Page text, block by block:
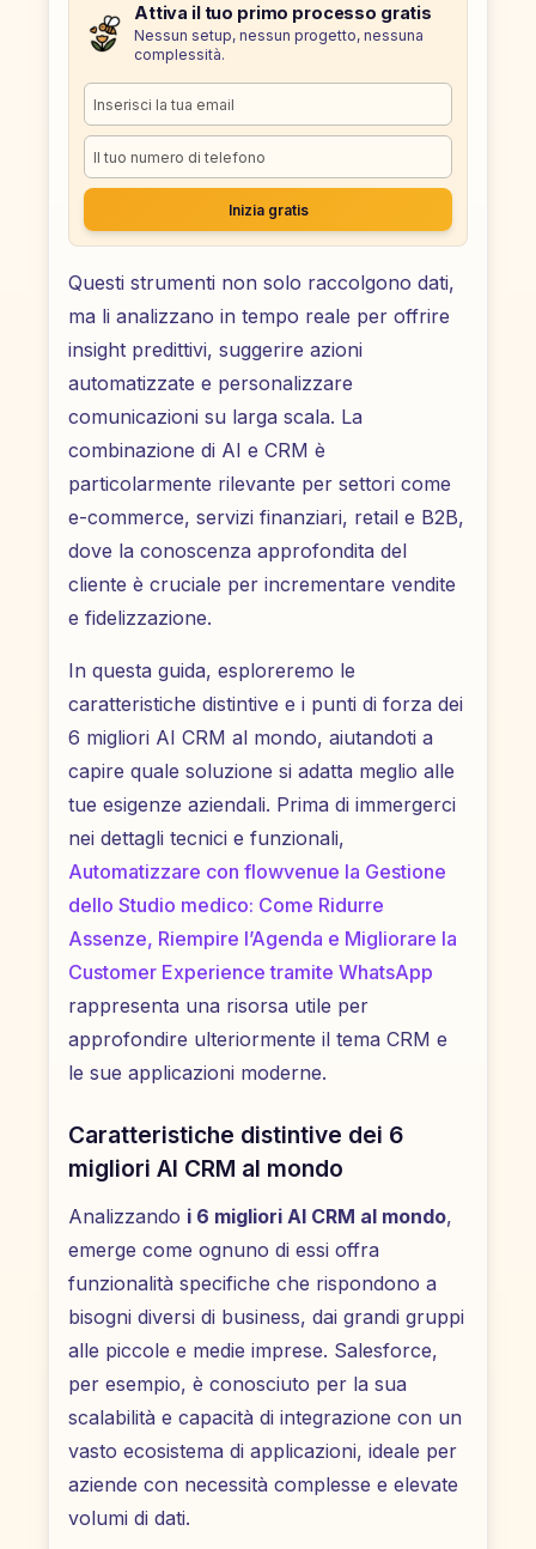
Attiva il tuo primo processo gratis
Nessun setup, nessun progetto, nessuna
complessità.
Inizia gratis
Questi strumenti non solo raccolgono dati,
ma li analizzano in tempo reale per offrire
insight predittivi, suggerire azioni
automatizzate e personalizzare
comunicazioni su larga scala. La
combinazione di AI e CRM è
particolarmente rilevante per settori come
e-commerce, servizi finanziari, retail e B2B,
dove la conoscenza approfondita del
cliente è cruciale per incrementare vendite
e fidelizzazione.
In questa guida, esploreremo le
caratteristiche distintive e i punti di forza dei
6 migliori AI CRM al mondo, aiutandoti a
capire quale soluzione si adatta meglio alle
tue esigenze aziendali. Prima di immergerci
nei dettagli tecnici e funzionali,
Automatizzare con flowvenue la Gestione
dello Studio medico: Come Ridurre
Assenze, Riempire l’Agenda e Migliorare la
Customer Experience tramite WhatsApp
rappresenta una risorsa utile per
approfondire ulteriormente il tema CRM e
le sue applicazioni moderne.
Caratteristiche distintive dei 6
migliori AI CRM al mondo
Analizzando i 6 migliori AI CRM al mondo,
emerge come ognuno di essi offra
funzionalità specifiche che rispondono a
bisogni diversi di business, dai grandi gruppi
alle piccole e medie imprese. Salesforce,
per esempio, è conosciuto per la sua
scalabilità e capacità di integrazione con un
vasto ecosistema di applicazioni, ideale per
aziende con necessità complesse e elevate
volumi di dati.